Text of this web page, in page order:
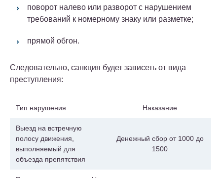
поворот налево или разворот с нарушением
требований к номерному знаку или разметке;
прямой обгон.
Следовательно, санкция будет зависеть от вида
преступления:
Тип нарушения Наказание
Выезд на встречную
полосу движения,
выполняемый для
объезда препятствия
Денежный сбор от 1000 до
1500